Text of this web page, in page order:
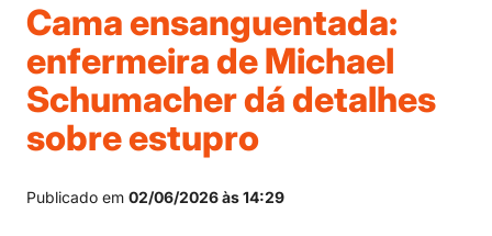
Cama ensanguentada:
enfermeira de Michael
Schumacher dá detalhes
sobre estupro
Publicado em 02/06/2026 às 14:29